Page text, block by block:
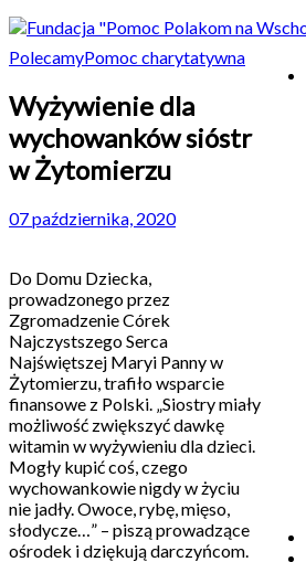
PolecamyPomoc charytatywna
Wyżywienie dla
wychowanków sióstr
w Żytomierzu
07 października, 2020
Do Domu Dziecka,
prowadzonego przez
Zgromadzenie Córek
Najczystszego Serca
Najświętszej Maryi Panny w
Żytomierzu, trafiło wsparcie
finansowe z Polski. „Siostry miały
możliwość zwiększyć dawkę
witamin w wyżywieniu dla dzieci.
Mogły kupić coś, czego
wychowankowie nigdy w życiu
nie jadły. Owoce, rybę, mięso,
słodycze…” – piszą prowadzące
ośrodek i dziękują darczyńcom.